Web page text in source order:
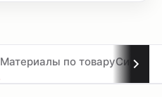
Материалы по товару